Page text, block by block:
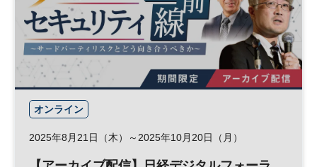
オンライン
2025年8月21日（木）～2025年10月20日（月）